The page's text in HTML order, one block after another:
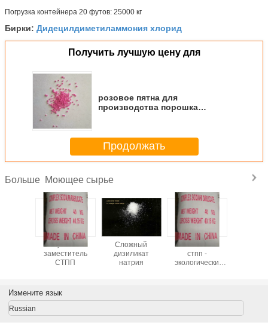
Погрузка контейнера 20 футов: 25000 кг
Бирки: Дидецилдиметиламмония хлорид
Получить лучшую цену для
розовое пятна для
производства порошка
Продолжать
Больше Моющее сырье
лучший
заместитель
СТПП
Сложный
дизиликат
натрия
Заместитель
стпп -
экологически
Измените язык
Russian